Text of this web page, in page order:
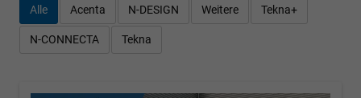
Alle Acenta N-DESIGN Weitere Tekna+
N-CONNECTA Tekna